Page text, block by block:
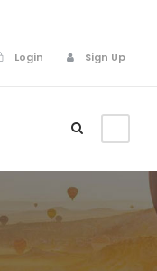
Login
Sign Up